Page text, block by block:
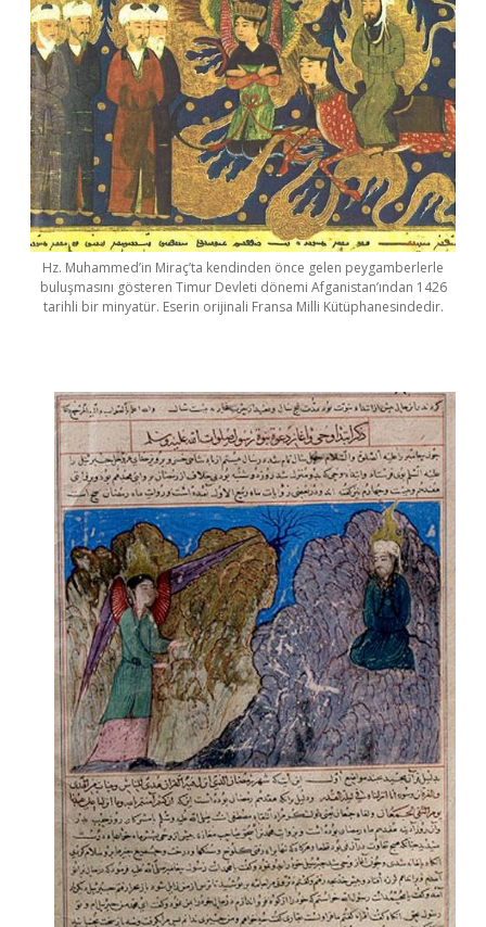
Hz. Muhammed’in Miraç’ta kendinden önce gelen peygamberlerle
buluşmasını gösteren Timur Devleti dönemi Afganistan’ından 1426
tarihli bir minyatür. Eserin orijinali Fransa Milli Kütüphanesindedir.